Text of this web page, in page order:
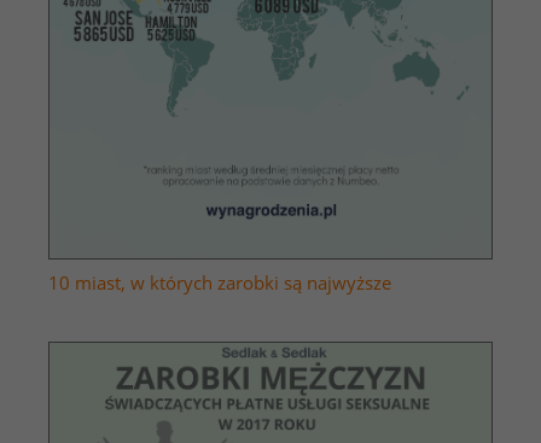
10 miast, w których zarobki są najwyższe